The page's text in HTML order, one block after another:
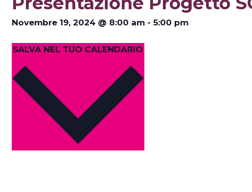
Novembre 19, 2024 @ 8:00 am - 5:00 pm